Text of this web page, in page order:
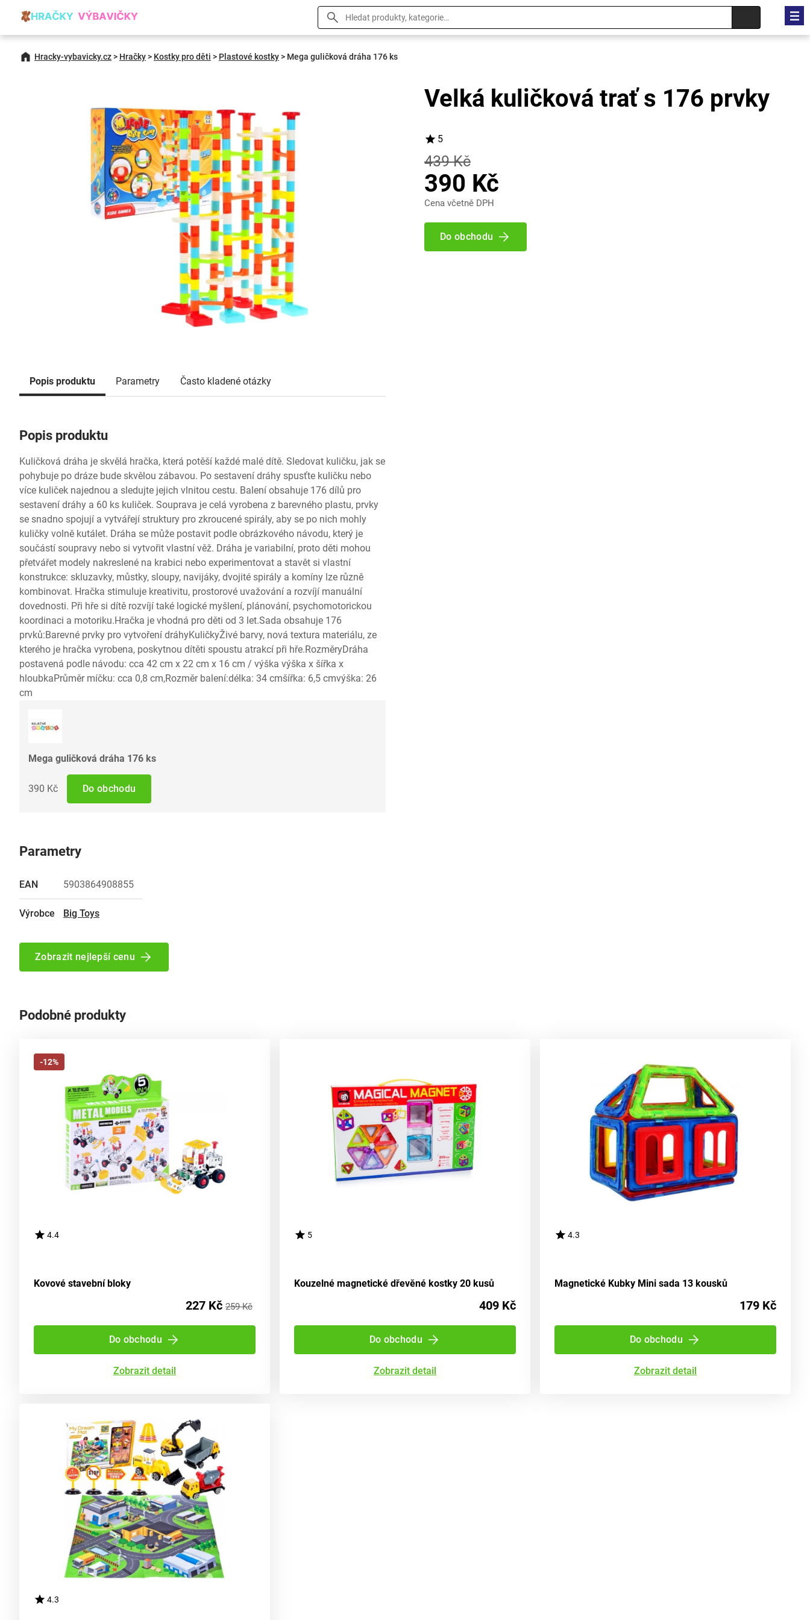
Hracky-vybavicky.cz> Hračky> Kostky pro děti > Plastové kostky> Mega guličková dráha 176 ks
Popis produktu Parametry Často kladené otázky
Popis produktu
Kuličková dráha je skvělá hračka, která potěší každé malé dítě. Sledovat kuličku, jak se
pohybuje po dráze bude skvělou zábavou. Po sestavení dráhy spusťte kuličku nebo
více kuliček najednou a sledujte jejich vlnitou cestu. Balení obsahuje 176 dílů pro
sestavení dráhy a 60 ks kuliček. Souprava je celá vyrobena z barevného plastu, prvky
se snadno spojují a vytvářejí struktury pro zkroucené spirály, aby se po nich mohly
kuličky volně kutálet. Dráha se může postavit podle obrázkového návodu, který je
součástí soupravy nebo si vytvořit vlastní věž. Dráha je variabilní, proto děti mohou
přetvářet modely nakreslené na krabici nebo experimentovat a stavět si vlastní
konstrukce: skluzavky, můstky, sloupy, navijáky, dvojité spirály a komíny lze různě
kombinovat. Hračka stimuluje kreativitu, prostorové uvažování a rozvíjí manuální
dovednosti. Při hře si dítě rozvíjí také logické myšlení, plánování, psychomotorickou
koordinaci a motoriku.Hračka je vhodná pro děti od 3 let.Sada obsahuje 176
prvků:Barevné prvky pro vytvoření dráhyKuličkyŽivé barvy, nová textura materiálu, ze
kterého je hračka vyrobena, poskytnou dítěti spoustu atrakcí při hře.RozměryDráha
postavená podle návodu: cca 42 cm x 22 cm x 16 cm / výška výška x šířka x
hloubkaPrůměr míčku: cca 0,8 cm,Rozměr balení:délka: 34 cmšířka: 6,5 cmvýška: 26
cm
Mega guličková dráha 176 ks
390 Kč Do obchodu
Parametry
EAN 5903864908855
Výrobce Big Toys
Zobrazit nejlepší cenu
Velká kuličková trať s 176 prvky
5
439 Kč
390 Kč
Cena včetně DPH
Do obchodu
Podobné produkty
-12%
4.4
Kovové stavební bloky
227 Kč 259 Kč
Do obchodu
Zobrazit detail
5
Kouzelné magnetické dřevěné kostky 20 kusů
409 Kč
Do obchodu
Zobrazit detail
4.3
Magnetické Kubky Mini sada 13 kousků
179 Kč
Do obchodu
Zobrazit detail
4.3